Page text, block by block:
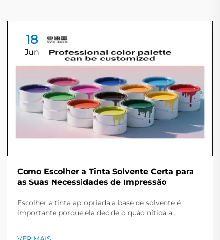
18
Jun
Como Escolher a Tinta Solvente Certa para
as Suas Necessidades de Impressão
Escolher a tinta apropriada a base de solvente é
importante porque ela decide o quão nítida a